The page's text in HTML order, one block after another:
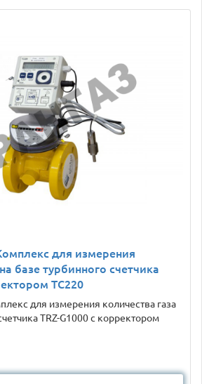
для измерения
базе турбинного счетчика
ТС220
для измерения количества газа
TRZ-G1000 с корректором